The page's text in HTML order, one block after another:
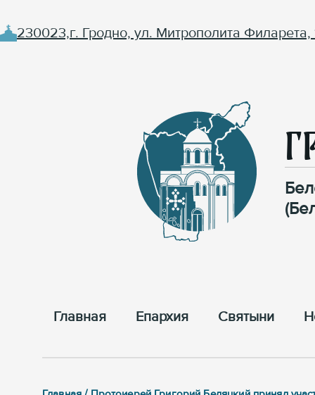
230023,г. Гродно, ул. Митрополита Филарета,
Главная Епархия Cвятыни